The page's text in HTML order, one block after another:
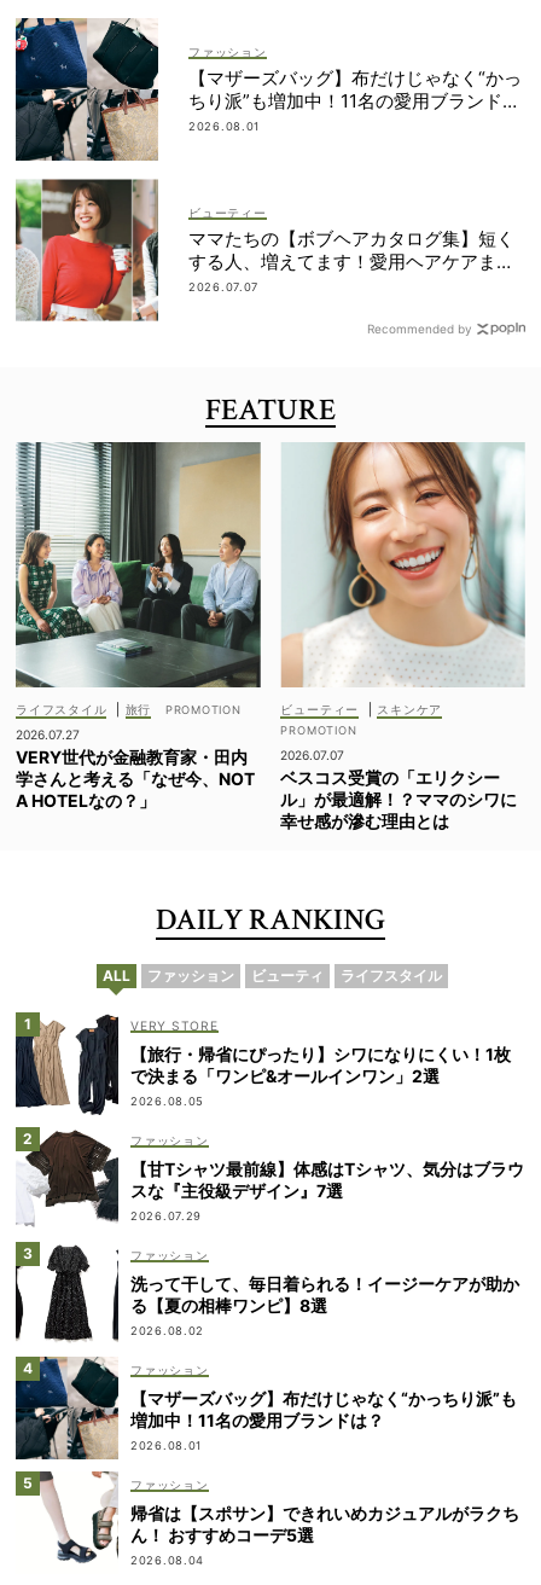
ファッション
【マザーズバッグ】布だけじゃなく“かっ
ちり派”も増加中！11名の愛用ブランド
は？
2026.08.01
ビューティー
ママたちの【ボブヘアカタログ集】短く
する人、増えてます！愛用ヘアケアまで
全部見せ
2026.07.07
Recommended by
FEATURE
ライフスタイル
旅行
2026.07.27
VERY世代が金融教育家・田内
学さんと考える「なぜ今、NOT
A HOTELなの？」
ビューティー スキンケア
2026.07.07
ベスコス受賞の「エリクシー
ル」が最適解！？ママのシワに
幸せ感が滲む理由とは
DAILY RANKING
ALL ファッション ビューティ ライフスタイル
VERY STORE
【旅行・帰省にぴったり】シワになりにくい！1枚
で決まる「ワンピ&オールインワン」2選
2026.08.05
ファッション
【甘Tシャツ最前線】体感はTシャツ、気分はブラウ
スな『主役級デザイン』7選
2026.07.29
ファッション
洗って干して、毎日着られる！イージーケアが助か
る【夏の相棒ワンピ】8選
2026.08.02
ファッション
【マザーズバッグ】布だけじゃなく“かっちり派”も
増加中！11名の愛用ブランドは？
2026.08.01
ファッション
帰省は【スポサン】できれいめカジュアルがラクち
ん！ おすすめコーデ5選
2026.08.04